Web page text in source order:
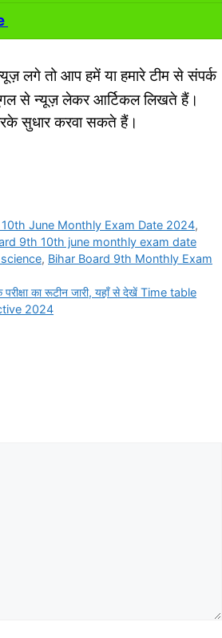
लगे तो आप हमें या हमारे टीम से संपर्क
से न्यूज़ लेकर आर्टिकल लिखते हैं।
सुधार करवा सकते हैं।
June Monthly Exam Date 2024,
9th 10th june monthly exam date
, Bihar Board 9th Monthly Exam
का रूटीन जारी, यहाँ से देखें Time table
2024